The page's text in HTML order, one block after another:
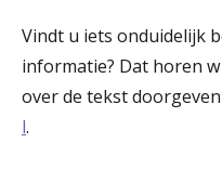
Vindt u iets onduidelijk
informatie? Dat horen
over de tekst
l.